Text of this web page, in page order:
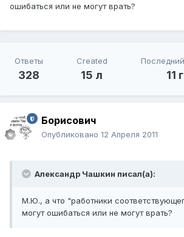
ошибаться или не могут врать?
Ответы
328
Created
15 л 11 г
Борисович
Опубликовано 12 Апреля 2011
Александр Чашкин писал(а):
М.Ю., а что "работники
могут ошибаться или не могут врать?